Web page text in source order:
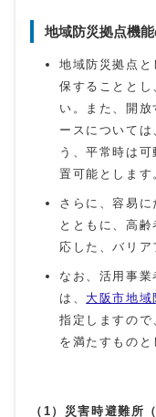
地域防災拠点機
地域防災拠点
保することとし
い。また、開
ースについて
う、平常時は
置可能とします
さらに、容易
とともに、高
応した、バリア
なお、活用事
は、 大阪市地域
指定しますの
を満たすものと
（1）災害時避難所